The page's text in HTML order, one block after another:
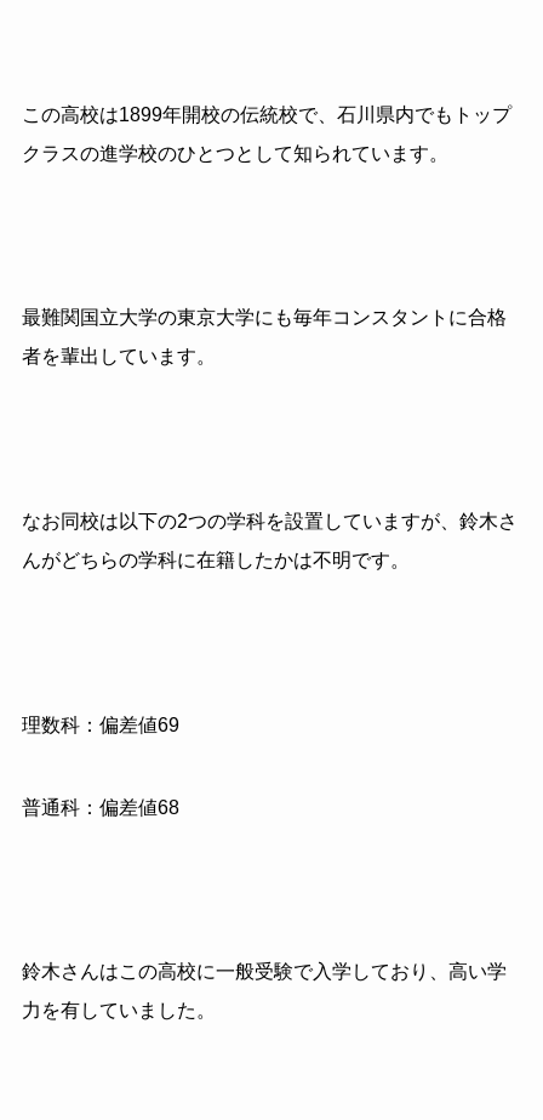
この高校は1899年開校の伝統校で、石川県内でもトップ
クラスの進学校のひとつとして知られています。
最難関国立大学の東京大学にも毎年コンスタントに合格
者を輩出しています。
なお同校は以下の2つの学科を設置していますが、鈴木さ
んがどちらの学科に在籍したかは不明です。
理数科：偏差値69
普通科：偏差値68
鈴木さんはこの高校に一般受験で入学しており、高い学
力を有していました。